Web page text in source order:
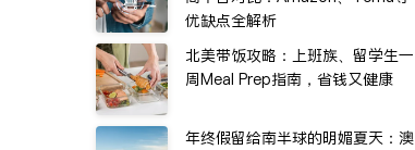
优缺点全解析
北美带饭攻略：上班族、留学生一
周Meal Prep指南，省钱又健康
年终假留给南半球的明媚夏天：澳